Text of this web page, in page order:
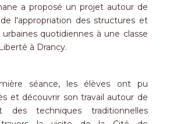
a proposé un projet autour de
l'appropriation des structures et
quotidiennes à une classe
à Drancy.
séance, les élèves ont pu
et découvrir son travail autour de
des techniques traditionnelles